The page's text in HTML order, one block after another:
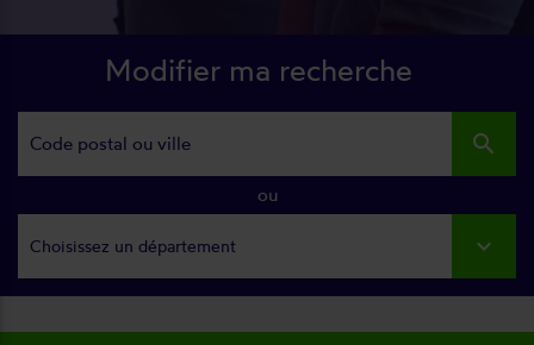
Modifier ma recherche
search
ou
Choisissez un département